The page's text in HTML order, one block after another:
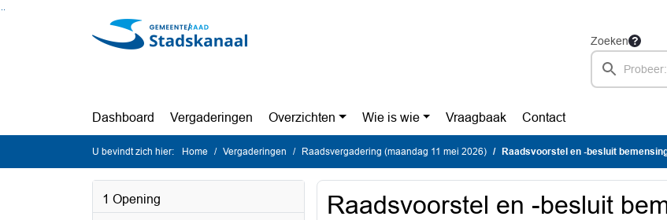
Ga naar de inhoud van deze pagina
Zoeken
Dashboard Vergaderingen Overzichten Wie is wie Vraagbaak Contact
U bevindt zich hier: Home Vergaderingen Raadsvergadering (maandag 11 mei 2026) Raadsvoorstel en -besluit bemensing
1 Opening
Raadsvoorstel en -besluit